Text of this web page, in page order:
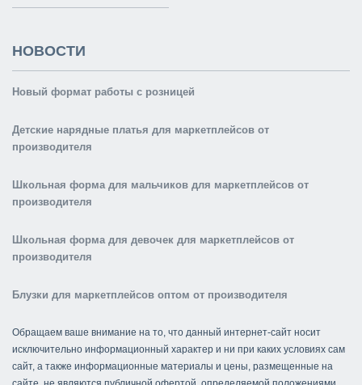
НОВОСТИ
Новый формат работы с розницей
Детские нарядные платья для маркетплейсов от
производителя
Школьная форма для мальчиков для маркетплейсов от
производителя
Школьная форма для девочек для маркетплейсов от
производителя
Блузки для маркетплейсов оптом от производителя
Обращаем ваше внимание на то, что данный интернет-сайт носит
исключительно информационный характер и ни при каких условиях сам
сайт, а также информационные материалы и цены, размещенные на